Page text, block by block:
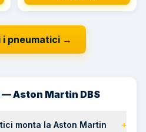
pneumatici→
Aston Martin DBS
monta la Aston Martin
+